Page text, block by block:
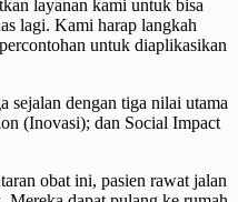
layanan kami untuk bisa
lagi. Kami harap langkah
untuk diaplikasikan
sejalan dengan tiga nilai utama
(Inovasi); dan Social Impact
obat ini, pasien rawat jalan